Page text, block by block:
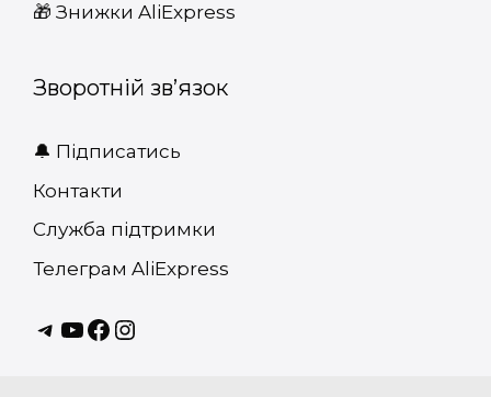
🎁 Знижки AliExpress
Зворотній зв’язок
🔔 Підписатись
Контакти
Служба підтримки
Телеграм AliExpress
Telagram
youtube
Facebook
instagram